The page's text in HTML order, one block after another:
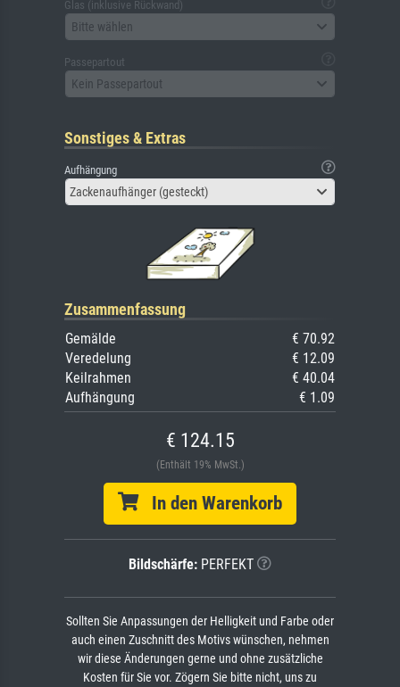
Glas (inklusive Rückwand)
Bitte wählen
Passepartout
Kein Passepartout
Sonstiges & Extras
Aufhängung
Zackenaufhänger (gesteckt)
Zusammenfassung
Gemälde
€ 70.92
Veredelung
€ 12.09
Keilrahmen
€ 40.04
Aufhängung
€ 1.09
€ 124.15
(Enthält 19% MwSt.)
In den Warenkorb
Bildschärfe: PERFEKT
Sollten Sie Anpassungen der Helligkeit und Farbe oder
auch einen Zuschnitt des Motivs wünschen, nehmen
wir diese Änderungen gerne und ohne zusätzliche
Kosten für Sie vor. Zögern Sie bitte nicht, uns zu